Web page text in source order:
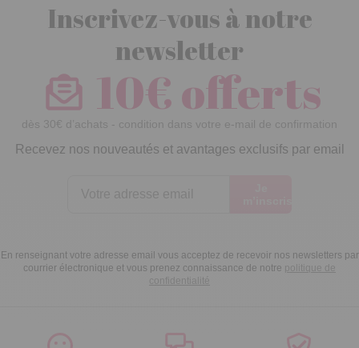
Inscrivez-vous à notre
newsletter
10€ offerts
dès 30€ d’achats - condition dans votre e-mail de confirmation
Recevez nos nouveautés et avantages exclusifs par email
En renseignant votre adresse email vous acceptez de recevoir nos newsletters par
courrier électronique et vous prenez connaissance de notre politique de
confidentialité